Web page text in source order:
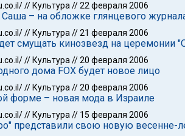
// Культура //22 февраля 2006
– на обложке глянцевого
// Культура //21 февраля 2006
смущать кинозвезд на церемонии
// Культура //20 февраля 2006
дома FOX будет новое лицо
// Культура //20 февраля 2006
форме – новая мода в Израиле
// Культура // 15 февраля 2006
представили свою новую весенне-